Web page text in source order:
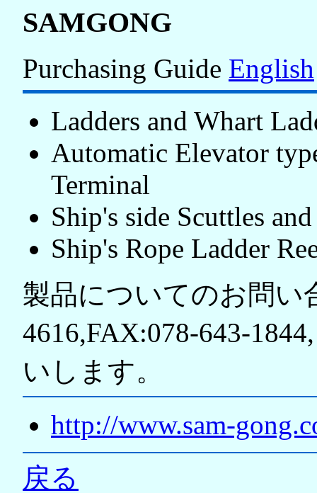
SAMGONG
Purchasing Guide English
Ladders and Whart
Automatic Elevator
Terminal
Ship's side Scuttles
Ship's Rope Ladder
製品についてのお問い
4616,FAX:078-643-
いします。
http://www.sam-
戻る